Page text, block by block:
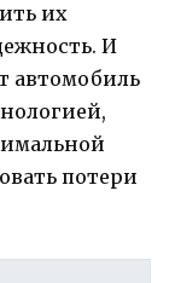
их
И
автомобиль
потери